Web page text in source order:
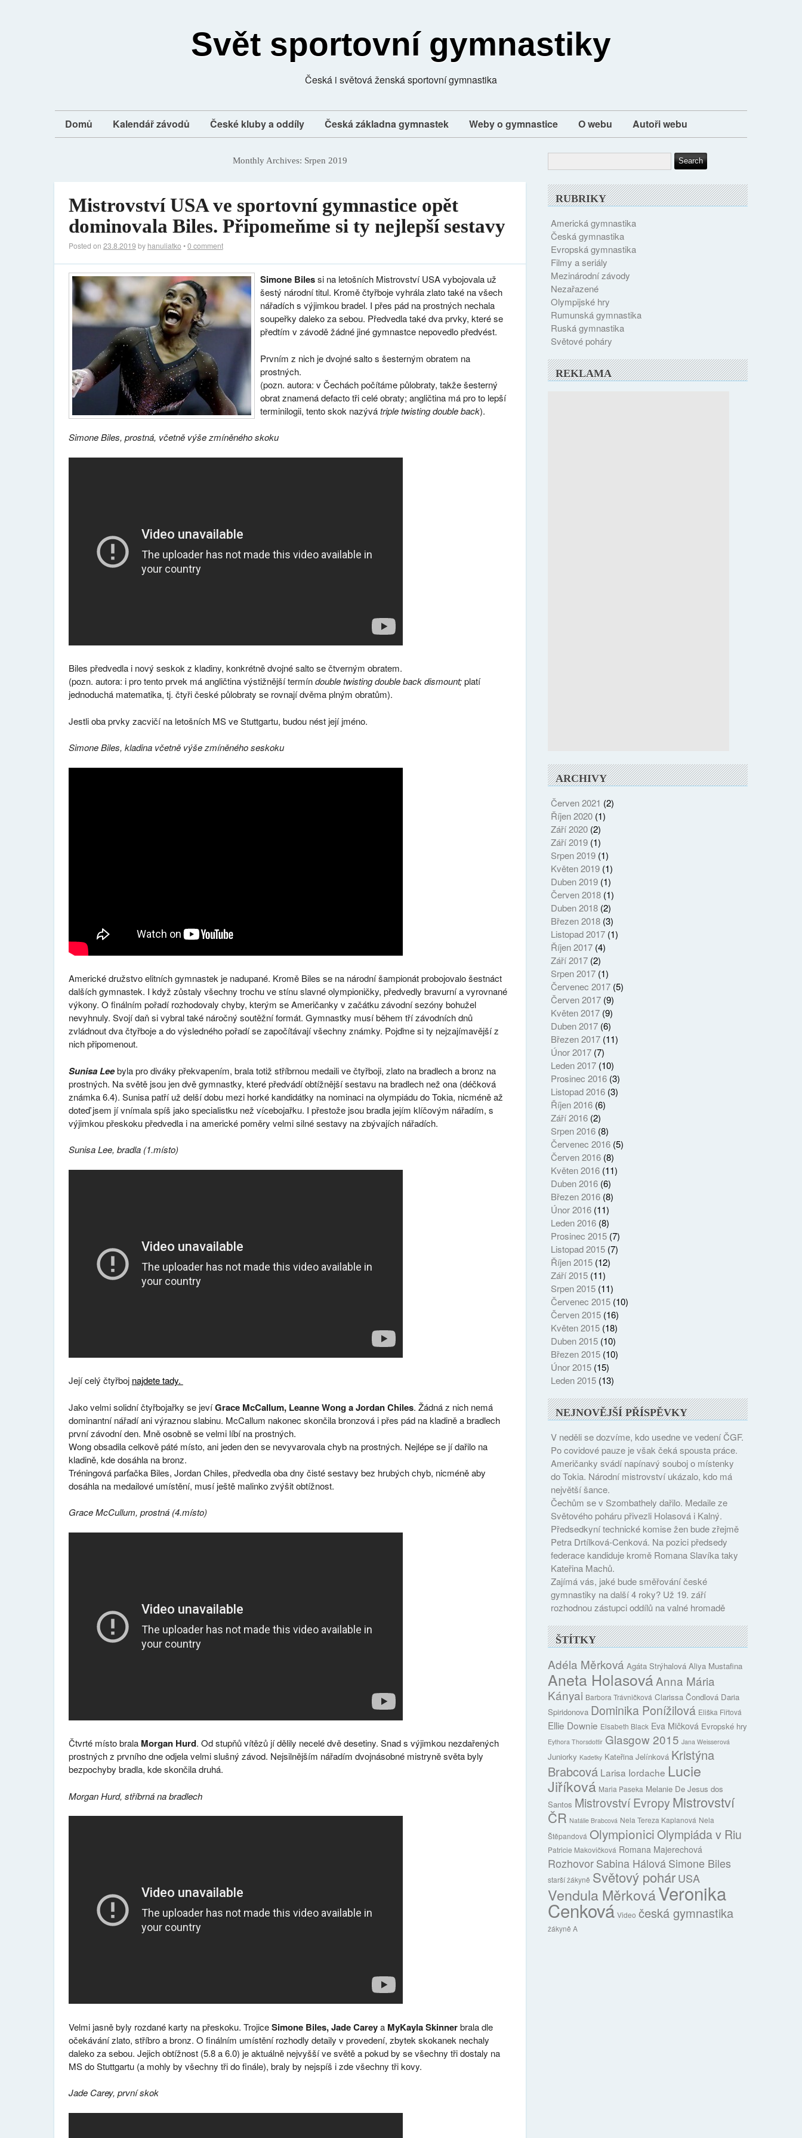
Svět sportovní gymnastiky
Česká i světová ženská sportovní gymnastika
Domů Kalendář závodů České kluby a oddíly Česká základna gymnastek Weby o gymnastice O webu Autoři webu
Monthly Archives: Srpen 2019
Mistrovství USA ve sportovní gymnastice opět
dominovala Biles. Připomeňme si ty nejlepší sestavy
Posted on 23.8.2019 by hanuliatko •0 comment
Simone Bilessi na letošních Mistrovství USA vybojovala už
šestý národní titul. Kromě čtyřboje vyhrála zlato také na všech
nářadích s výjimkou bradel. I přes pád na prostných nechala
soupeřky daleko za sebou. Předvedla také dva prvky, které se
předtím v závodě žádné jiné gymnastce nepovedlo předvést.
Prvním z nich je dvojné salto s šesterným obratem na
prostných.
(pozn. autora: v Čechách počítáme půlobraty, takže šesterný
obrat znamená defacto tři celé obraty; angličtina má pro to lepší
terminilogii, tento skok nazývátriple twisting double back).
Simone Biles, prostná, včetně výše zmíněného skoku
Biles předvedla i nový seskok z kladiny, konkrétně dvojné salto se čtverným obratem.
(pozn. autora: i pro tento prvek má angličtina výstižnější termíndouble twisting double back dismount;platí
jednoduchá matematika, tj. čtyři české půlobraty se rovnají dvěma plným obratům).
Jestli oba prvky zacvičí na letošních MS ve Stuttgartu, budou nést její jméno.
Simone Biles, kladina včetně výše zmíněného seskoku
Americké družstvo elitních gymnastek je nadupané. Kromě Biles se na národní šampionát probojovalo šestnáct
dalších gymnastek. I když zůstaly všechny trochu ve stínu slavné olympioničky, předvedly bravurní a vyrovnané
výkony. O finálním pořadí rozhodovaly chyby, kterým se Američanky v začátku závodní sezóny bohužel
nevyhnuly. Svojí daň si vybral také náročný soutěžní formát. Gymnastky musí během tří závodních dnů
zvládnout dva čtyřboje a do výsledného pořadí se započítávají všechny známky. Pojďme si ty nejzajímavější z
nich připomenout.
Sunisa Leebyla pro diváky překvapením, brala totiž stříbrnou medaili ve čtyřboji, zlato na bradlech a bronz na
prostných. Na světě jsou jen dvě gymnastky, které předvádí obtížnější sestavu na bradlech než ona (déčková
známka 6.4). Sunisa patří už delší dobu mezi horké kandidátky na nominaci na olympiádu do Tokia, nicméně až
doteď jsem jí vnímala spíš jako specialistku než vícebojařku. I přestože jsou bradla jejím klíčovým nářadím, s
výjimkou přeskoku předvedla i na americké poměry velmi silné sestavy na zbývajích nářadích.
Sunisa Lee, bradla (1.místo)
Její celý čtyřboj najdete tady.
Jako velmi solidní čtyřbojařky se jevíGrace McCallum, Leanne Wong a Jordan Chiles. Žádná z nich nemá
dominantní nářadí ani výraznou slabinu. McCallum nakonec skončila bronzová i přes pád na kladině a bradlech
první závodní den. Mně osobně se velmi líbí na prostných.
Wong obsadila celkově páté místo, ani jeden den se nevyvarovala chyb na prostných. Nejlépe se jí dařilo na
kladině, kde dosáhla na bronz.
Tréningová parťačka Biles, Jordan Chiles, předvedla oba dny čisté sestavy bez hrubých chyb, nicméně aby
dosáhla na medailové umístění, musí ještě malinko zvýšit obtížnost.
Grace McCullum, prostná (4.místo)
Čtvrté místo brala Morgan Hurd. Od stupňů vítězů jí dělily necelé dvě desetiny. Snad s výjimkou nezdařených
prostných z prvního dne odjela velmi slušný závod. Nejsilnějším nářadím dvojnásobné mistryně světa byly
bezpochyby bradla, kde skončila druhá.
Morgan Hurd, stříbrná na bradlech
Velmi jasně byly rozdané karty na přeskoku. TrojiceSimone Biles, Jade CareyaMyKayla Skinnerbrala dle
očekávání zlato, stříbro a bronz. O finálním umístění rozhodly detaily v provedení, zbytek skokanek nechaly
daleko za sebou. Jejich obtížnost (5.8 a 6.0) je aktuálně nejvyšší ve světě a pokud by se všechny tři dostaly na
MS do Stuttgartu (a mohly by všechny tři do finále), braly by nejspíš i zde všechny tři kovy.
Jade Carey, první skok
RUBRIKY
Americká gymnastika
Česká gymnastika
Evropská gymnastika
Filmy a seriály
Mezinárodní závody
Nezařazené
Olympijské hry
Rumunská gymnastika
Ruská gymnastika
Světové poháry
REKLAMA
ARCHIVY
Červen 2021 (2)
Říjen 2020(1)
Září 2020(2)
Září 2019(1)
Srpen 2019(1)
Květen 2019(1)
Duben 2019(1)
Červen 2018(1)
Duben 2018(2)
Březen 2018(3)
Listopad 2017(1)
Říjen 2017(4)
Září 2017(2)
Srpen 2017(1)
Červenec 2017(5)
Červen 2017(9)
Květen 2017(9)
Duben 2017(6)
Březen 2017(11)
Únor 2017(7)
Leden 2017(10)
Prosinec 2016(3)
Listopad 2016(3)
Říjen 2016(6)
Září 2016(2)
Srpen 2016(8)
Červenec 2016(5)
Červen 2016(8)
Květen 2016(11)
Duben 2016(6)
Březen 2016(8)
Únor 2016(11)
Leden 2016(8)
Prosinec 2015(7)
Listopad 2015(7)
Říjen 2015(12)
Září 2015(11)
Srpen 2015(11)
Červenec 2015(10)
Červen 2015(16)
Květen 2015(18)
Duben 2015(10)
Březen 2015(10)
Únor 2015(15)
Leden 2015(13)
NEJNOVĚJŠÍ PŘÍSPĚVKY
V neděli se dozvíme, kdo usedne ve vedení ČGF.
Po covidové pauze je však čeká spousta práce.
Američanky svádí napínavý souboj o místenky
do Tokia. Národní mistrovství ukázalo, kdo má
největší šance.
Čechům se v Szombathely dařilo. Medaile ze
Světového poháru přivezli Holasová i Kalný.
Předsedkyní technické komise žen bude zřejmě
Petra Drtílková-Cenková. Na pozici předsedy
federace kandiduje kromě Romana Slavíka taky
Kateřina Machů.
Zajímá vás, jaké bude směřování české
gymnastiky na další 4 roky? Už 19. září
rozhodnou zástupci oddílů na valné hromadě
ŠTÍTKY
Adéla Měrková Agáta Strýhalová Aliya Mustafina
Aneta HolasováAnna Mária
Kányai Barbora Trávničková Clarissa Čondlová Daria
Spiridonova Dominika Ponížilová Eliška Fiřtová
Ellie Downie Elsabeth Black Eva Mičková Evropské hry
Eythora Thorsdottir Glasgow 2015 Jana Weisserová
Juniorky Kadetky Kateřina Jelínková Kristýna
Brabcová Larisa Iordache Lucie
Jiříková Maria Paseka Melanie De Jesus dos
Santos Mistrovství Evropy Mistrovství
ČR Natálie Brabcová Nela Tereza Kaplanová Nela
Štěpandová OlympioniciOlympiáda v Riu
Patricie Makovičková Romana Majerechová
RozhovorSabina HálováSimone Biles
starší žákyně Světový pohárUSA
Vendula MěrkováVeronika
Cenková Video česká gymnastika
žákyně A